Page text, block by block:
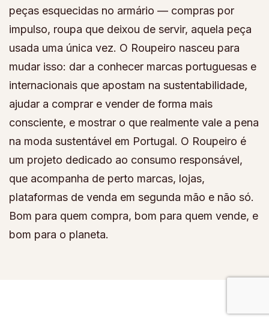
peças esquecidas no armário — compras por
impulso, roupa que deixou de servir, aquela peça
usada uma única vez. O Roupeiro nasceu para
mudar isso: dar a conhecer marcas portuguesas e
internacionais que apostam na sustentabilidade,
ajudar a comprar e vender de forma mais
consciente, e mostrar o que realmente vale a pena
na moda sustentável em Portugal. O Roupeiro é
um projeto dedicado ao consumo responsável,
que acompanha de perto marcas, lojas,
plataformas de venda em segunda mão e não só.
Bom para quem compra, bom para quem vende, e
bom para o planeta.
Powered by